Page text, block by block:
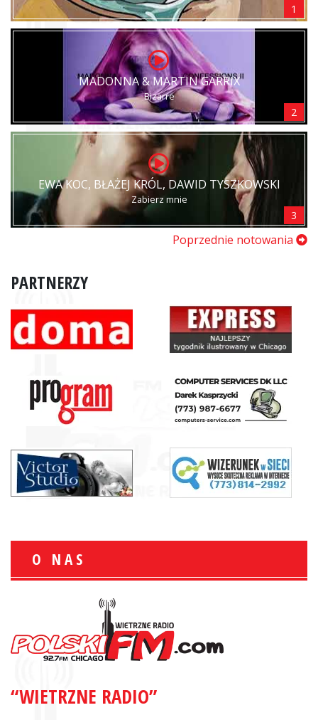
1
MADONNA & MARTIN GARRIX
Bizarre
2
EWA KOC, BŁAŻEJ KRÓL, DAWID TYSZKOWSKI
Zabierz mnie
3
Poprzednie notowania
PARTNERZY
O NAS
“WIETRZNE RADIO”